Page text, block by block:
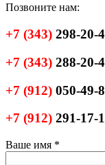
Позвоните нам:
+7 (343) 298-20-
+7 (343) 288-20-
+7 (912) 050-49-
+7 (912) 291-17-
Ваше имя *